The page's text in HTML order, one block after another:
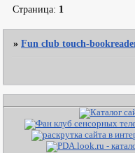
Страница: 1
»Fun club touch-